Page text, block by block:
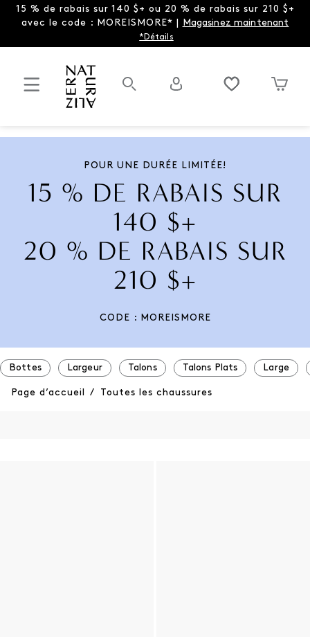
15 % de rabais sur 140 $+ ou 20 % de rabais sur 210 $+
avec le code : MOREISMORE* | Magasinez maintenant
*Détails
POUR UNE DURÉE LIMITÉE!
15 % DE RABAIS SUR
140 $+
20 % DE RABAIS SUR
210 $+
CODE : MOREISMORE
Bottes Largeur Talons Talons Plats Large
Page d’accueil / Toutes les chaussures